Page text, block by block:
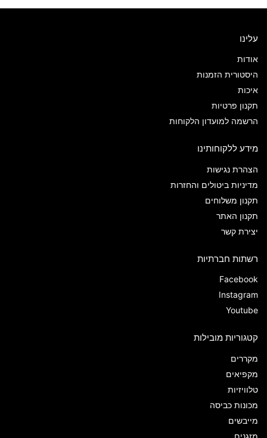
עלינו
אודות
היסטורית הזמנות
איכות
תקנון פרטיות
הרשמה למועדון הלקוחות
מידע ללקוחותינו
הצהרת נגישות
מדיניות ביטולים והחזרות
תקנון משלוחים
תקנון האתר
יצירת קשר
רשתות חברתיות
Facebook
Instagram
Youtube
קטגוריות מובילות
מקררים
מקפיאים
טלוויזיות
מכונות כביסה
מייבשים
מזגנים